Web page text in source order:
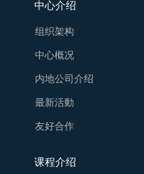
中心介绍
组织架构
中心概况
内地公司介绍
最新活動
友好合作
课程介绍